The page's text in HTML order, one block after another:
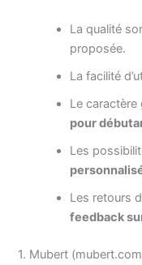
La qualité
proposée.
La facilité
Le caractère
pour
Les
Les retours
feedback
1. Mubert